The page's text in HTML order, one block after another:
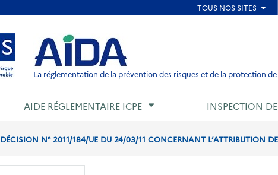
Aller au pied de page
La réglementation de la prévention des risques et de la protection
AIDE RÉGLEMENTAIRE ICPE INSPECTION
DÉCISION N° 2011/184/UE DU 24/03/11 CONCERNANT L’ATTRIBUTION